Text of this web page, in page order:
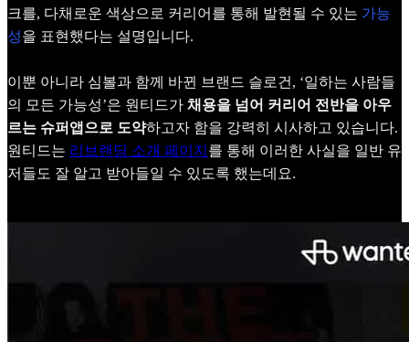
크를, 다채로운 색상으로 커리어를 통해 발현될 수 있는 가능
성을 표현했다는 설명입니다.
이뿐 아니라 심볼과 함께 바뀐 브랜드 슬로건, ‘일하는 사람들
의 모든 가능성’은 원티드가 채용을 넘어 커리어 전반을 아우
르는 슈퍼앱으로 도약하고자 함을 강력히 시사하고 있습니다.
원티드는 리브랜딩 소개 페이지 를 통해 이러한 사실을 일반 유
저들도 잘 알고 받아들일 수 있도록 했는데요.